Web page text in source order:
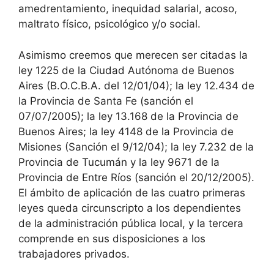
amedrentamiento, inequidad salarial, acoso,
maltrato físico, psicológico y/o social.
Asimismo creemos que merecen ser citadas la
ley 1225 de la Ciudad Autónoma de Buenos
Aires (B.O.C.B.A. del 12/01/04); la ley 12.434 de
la Provincia de Santa Fe (sanción el
07/07/2005); la ley 13.168 de la Provincia de
Buenos Aires; la ley 4148 de la Provincia de
Misiones (Sanción el 9/12/04); la ley 7.232 de la
Provincia de Tucumán y la ley 9671 de la
Provincia de Entre Ríos (sanción el 20/12/2005).
El ámbito de aplicación de las cuatro primeras
leyes queda circunscripto a los dependientes
de la administración pública local, y la tercera
comprende en sus disposiciones a los
trabajadores privados.